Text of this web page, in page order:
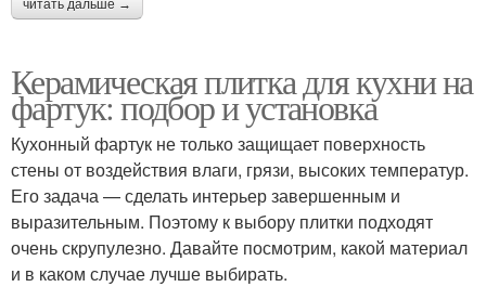
читать дальше →
Керамическая плитка для кухни на
фартук: подбор и установка
Кухонный фартук не только защищает поверхность
стены от воздействия влаги, грязи, высоких температур.
Его задача — сделать интерьер завершенным и
выразительным. Поэтому к выбору плитки подходят
очень скрупулезно. Давайте посмотрим, какой материал
и в каком случае лучше выбирать.